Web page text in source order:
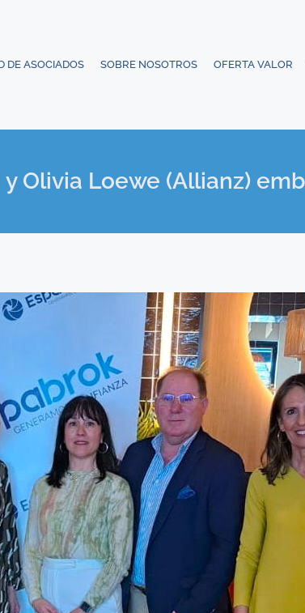
DE ASOCIADOS SOBRE NOSOTROS OFERTA VALOR
Olivia Loewe (Allianz)